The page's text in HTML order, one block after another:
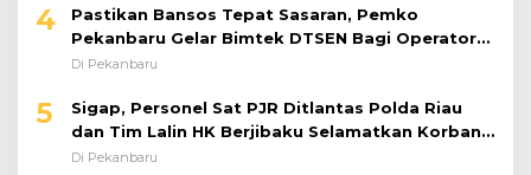
4
Pastikan Bansos Tepat Sasaran, Pemko
Pekanbaru Gelar Bimtek DTSEN Bagi Operator
Puskessos
Di Pekanbaru
5
Sigap, Personel Sat PJR Ditlantas Polda Riau
dan Tim Lalin HK Berjibaku Selamatkan Korban
Kecelakaan di Tol Pekanbaru–Dumai
Di Pekanbaru